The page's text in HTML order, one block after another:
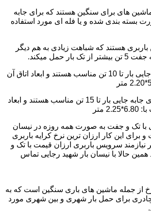
های برای سنگین هستند که برای جابه
بسته بندی شده و یا فله ای مورد استفاده
هستند که شباهت زیادی به هم دیگر
حمل میکند.
6 چرخ ها برای جابه جایی بار تا 10 تن مناسب هستند و ابعاد اتاق آن
همان 10 چرخ ها برای جابه جایی بار تا 15 تن مناسب هستند و ابعاد
متر
با تک و جفت به صورت همه روزه در نیسان
برای این کار ارزان ترین نرخ کرایه باربری
سرویس باربری ارزان قیمت با تک و
همین حالا با نیسان بار شهید رجایی تماس
یا همان 18 چرخ از جمله ماشین های باری سنگین است که به
برای حمل بار شهری و بین شهری مورد